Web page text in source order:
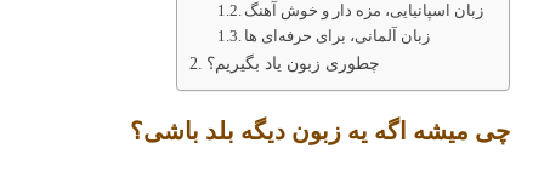
زبان اسپانیایی، مزه دار و خوش آهنگ
زبان آلمانی، برای حرفه‌ای ها
چطوری زبون یاد بگیریم؟
چی میشه اگه یه زبون دیگه بلد باشی؟